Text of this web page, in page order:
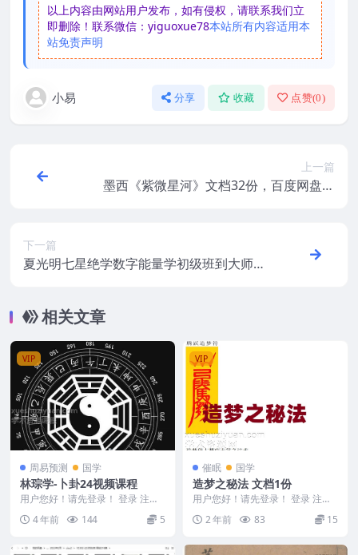
以上内容由网站用户发布，如有侵权，请联系我们立
即删除！联系微信：yiguoxue78本站所有内容适用本
站免责声明
小易 分享 收藏 点赞(0)
上一篇
墨西《紫微星河》文档32份，百度网盘下
下一篇
夏光明七星绝学数字能量学初级班到大师班
相关文章
VIP
周易预测 国学
林琮学-卜卦24视频课程
用户您好！请先登录！ 登录 注册
林琮学-卜卦24讲 222227C486 五
術...4 年前 144 5
VIP
催眠 国学
造梦之秘法 文档1份
用户您好！请先登录！ 登录 注册
造梦之秘法.pdf 2403155-44 ##...
2 年前 83 15